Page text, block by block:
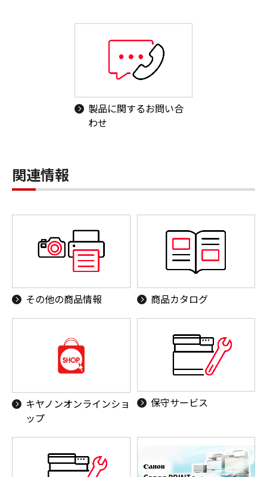
製品に関するお問い合
わせ
関連情報
その他の商品情報 商品カタログ
キヤノンオンラインショ
ップ
保守サービス